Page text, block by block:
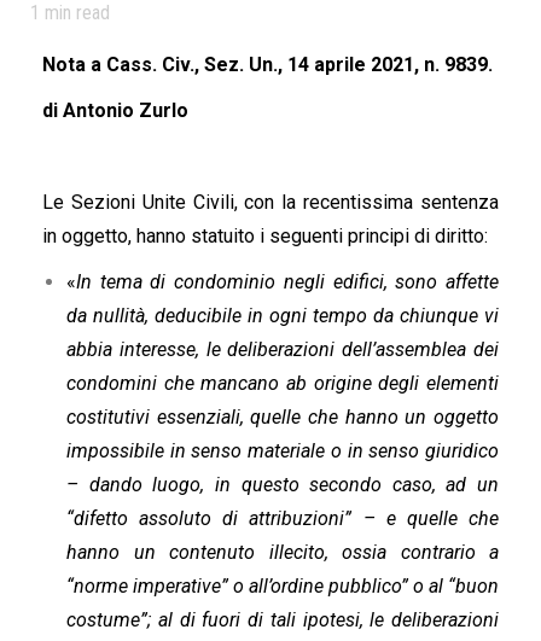
1 min read
Nota a Cass. Civ., Sez. Un., 14 aprile 2021, n. 9839.
di Antonio Zurlo
Le Sezioni Unite Civili, con la recentissima sentenza
in oggetto, hanno statuito i seguenti principi di diritto:
«In tema di condominio negli edifici, sono affette
da nullità, deducibile in ogni tempo da chiunque vi
abbia interesse, le deliberazioni dell’assemblea dei
condomini che mancano ab origine degli elementi
costitutivi essenziali, quelle che hanno un oggetto
impossibile in senso materiale o in senso giuridico
– dando luogo, in questo secondo caso, ad un
“difetto assoluto di attribuzioni” – e quelle che
hanno un contenuto illecito, ossia contrario a
“norme imperative” o all’ordine pubblico” o al “buon
costume”; al di fuori di tali ipotesi, le deliberazioni